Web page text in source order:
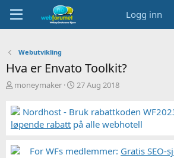
Logg inn
Webutvikling
Hva er Envato Toolkit?
T
å
d
s
a
moneymaker
S
r
t
a
27 Aug 2018
Nordhost - Bruk rabattkoden
løpende rabatt på alle webhotell
For WFs medlemmer: Gratis SEO-